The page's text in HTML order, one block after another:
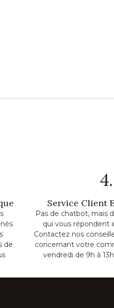
de
4.
Service Client
Pas de chatbot, mais
qui vous répondent
Contactez nos
concernant votre
vendredi de 9h à